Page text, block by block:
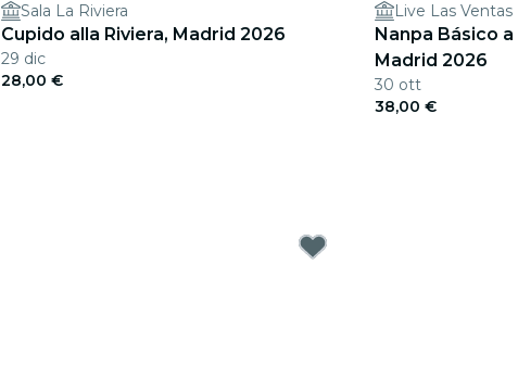
Sala La Riviera
Cupido alla Riviera, Madrid 2026
29 dic
28,00 €
Live Las Ventas
Nanpa Básico
Madrid 2026
30 ott
38,00 €